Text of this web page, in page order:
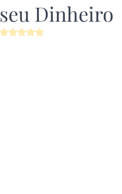
seu Dinheiro
Avaliado com NaN de 5 estrelas.